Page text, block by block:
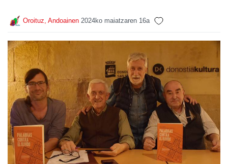
Oroituz, Andoainen 2024ko maiatzaren 16a